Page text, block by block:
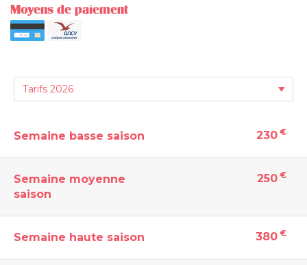
Moyens de paiement
Semaine basse saison 230 €
Semaine moyenne
saison
250 €
Semaine haute saison 380 €